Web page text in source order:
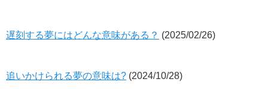
遅刻する夢にはどんな意味がある？ (2025/02/26)
追いかけられる夢の意味は? (2024/10/28)